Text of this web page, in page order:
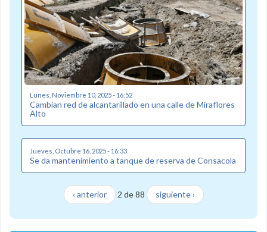
Lunes, Noviembre 10, 2025 - 16:52
Cambian red de alcantarillado en una calle de Miraflores
Alto
Jueves, Octubre 16, 2025 - 16:33
Se da mantenimiento a tanque de reserva de Consacola
‹ anterior 2 de 88 siguiente ›